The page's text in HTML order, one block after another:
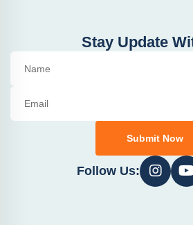
Stay Update
Submit Now
Follow Us: